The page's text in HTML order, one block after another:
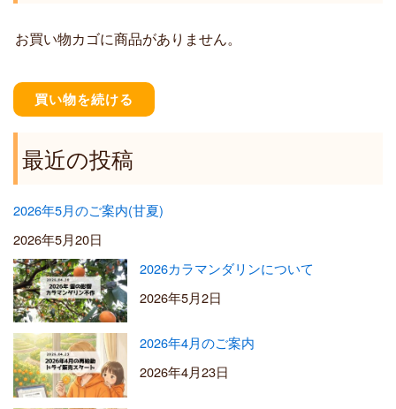
0
お買い物カゴに商品がありません。
買い物を続ける
最近の投稿
2026年5月のご案内(甘夏)
2026年5月20日
2026カラマンダリンについて
2026年5月2日
2026年4月のご案内
2026年4月23日